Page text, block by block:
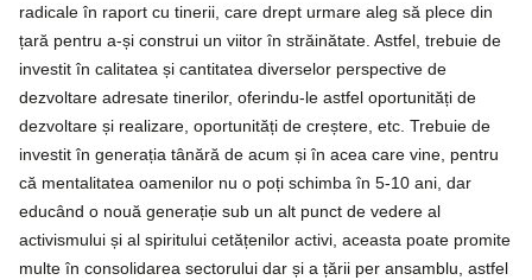
radicale în raport cu tinerii, care drept urmare aleg să plece din
țară pentru a-și construi un viitor în străinătate. Astfel, trebuie de
investit în calitatea și cantitatea diverselor perspective de
dezvoltare adresate tinerilor, oferindu-le astfel oportunități de
dezvoltare și realizare, oportunități de creștere, etc. Trebuie de
investit în generația tânără de acum și în acea care vine, pentru
că mentalitatea oamenilor nu o poți schimba în 5-10 ani, dar
educând o nouă generație sub un alt punct de vedere al
activismului și al spiritului cetățenilor activi, aceasta poate promite
multe în consolidarea sectorului dar și a țării per ansamblu, astfel